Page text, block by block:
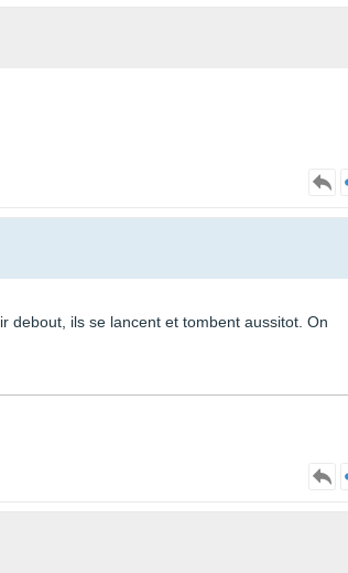
debout, ils se lancent et tombent aussitot. On